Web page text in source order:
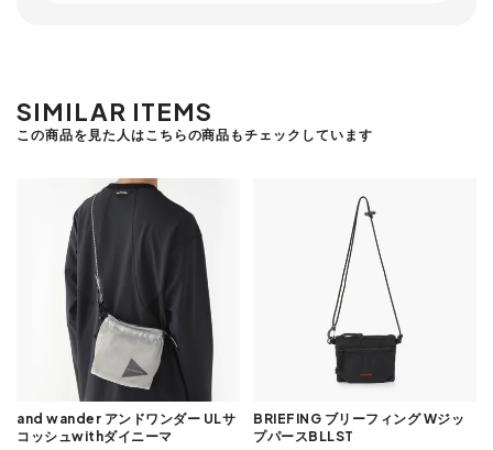
SIMILAR ITEMS
この商品を見た人はこちらの商品もチェックしています
and wander アンドワンダー ULサ
コッシュwithダイニーマ
BRIEFING ブリーフィング Wジッ
プパースBLLST